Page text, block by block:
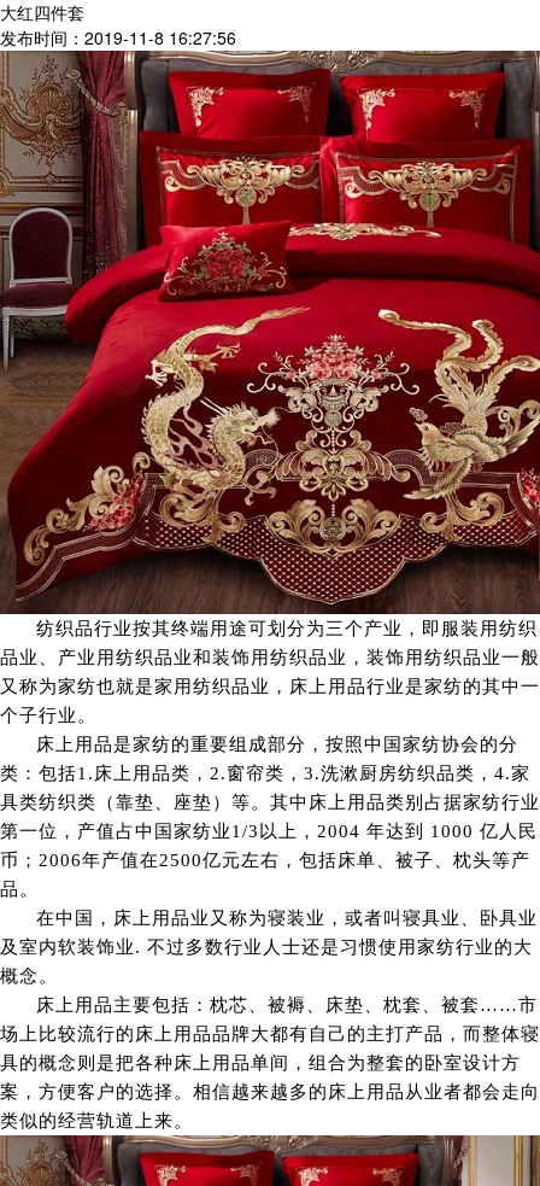
大红四件套
发布时间：2019-11-8 16:27:56
纺织品行业按其终端用途可划分为三个产业，即服装用纺织
品业、产业用纺织品业和装饰用纺织品业，装饰用纺织品业一般
又称为家纺也就是家用纺织品业，床上用品行业是家纺的其中一
个子行业。
床上用品是家纺的重要组成部分，按照中国家纺协会的分
类：包括1.床上用品类，2.窗帘类，3.洗漱厨房纺织品类，4.家
具类纺织类（靠垫、座垫）等。其中床上用品类别占据家纺行业
第一位，产值占中国家纺业1/3以上，2004 年达到 1000 亿人民
币；2006年产值在2500亿元左右，包括床单、被子、枕头等产
品。
在中国，床上用品业又称为寝装业，或者叫寝具业、卧具业
及室内软装饰业. 不过多数行业人士还是习惯使用家纺行业的大
概念。
床上用品主要包括：枕芯、被褥、床垫、枕套、被套……市
场上比较流行的床上用品品牌大都有自己的主打产品，而整体寝
具的概念则是把各种床上用品单间，组合为整套的卧室设计方
案，方便客户的选择。相信越来越多的床上用品从业者都会走向
类似的经营轨道上来。